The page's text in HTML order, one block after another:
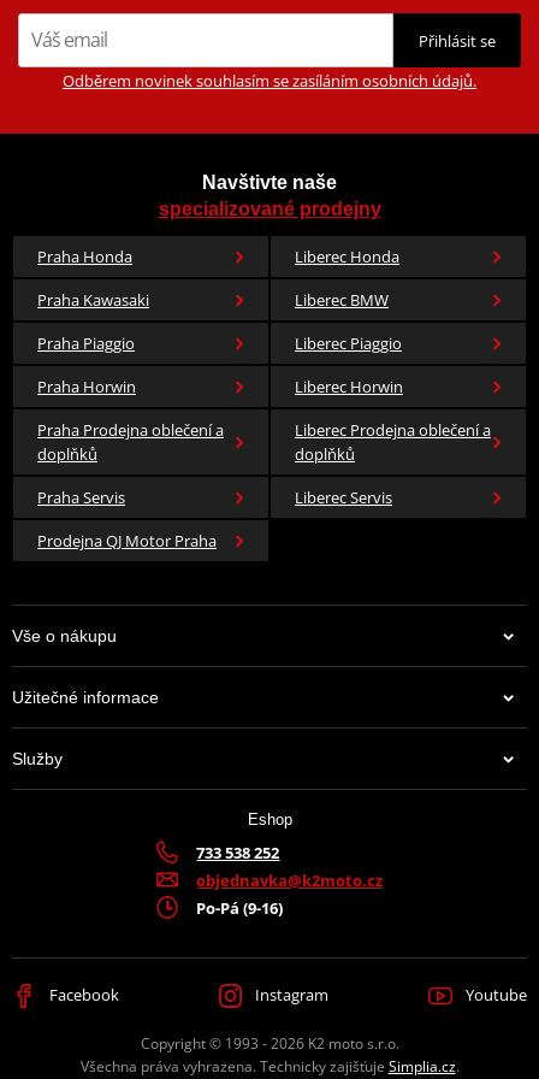
Přihlásit se
Odběrem novinek souhlasím se zasíláním osobních údajů.
Navštivte naše
specializované prodejny
Praha Honda
Liberec Honda
Praha Kawasaki
Liberec BMW
Praha Piaggio
Liberec Piaggio
Praha Horwin
Liberec Horwin
Praha Prodejna oblečení a
doplňků
Liberec Prodejna oblečení a
doplňků
Praha Servis
Liberec Servis
Prodejna QJ Motor Praha
Vše o nákupu
Užitečné informace
Služby
Eshop
733 538 252
objednavka@k2moto.cz
Po-Pá (9-16)
Facebook Instagram Youtube
Copyright © 1993 - 2026 K2 moto s.r.o.
Všechna práva vyhrazena. Technicky zajišťuje Simplia.cz.